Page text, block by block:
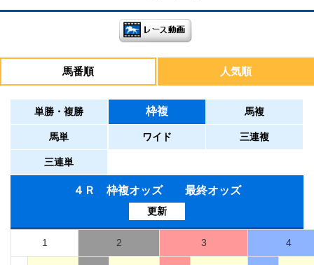
馬番順 人気順
単勝・複勝 枠複 馬複
馬単 ワイド 三連複
三連単
４Ｒ 枠複オッズ 最終オッズ
更新
1 2 3 4